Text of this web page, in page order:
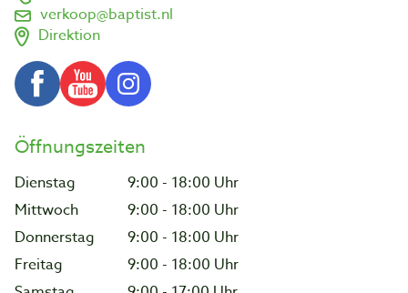
verkoop@baptist.nl
Direktion
Öffnungszeiten
Dienstag
9:00 - 18:00 Uhr
Mittwoch
9:00 - 18:00 Uhr
Donnerstag
9:00 - 18:00 Uhr
Freitag
9:00 - 18:00 Uhr